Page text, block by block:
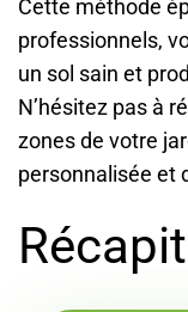
Cette méthode
professionnels,
un sol sain et
N’hésitez pas à
zones de votre
personnalisée et